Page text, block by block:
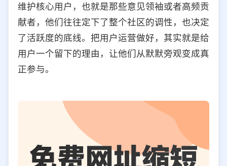
维护核心用户，也就是那些意见领袖或者高频贡
献者，他们往往定下了整个社区的调性，也决定
了活跃度的底线。把用户运营做好，其实就是给
用户一个留下的理由，让他们从默默旁观变成真
正参与。